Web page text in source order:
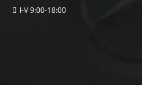
I-V 9:00-18:00